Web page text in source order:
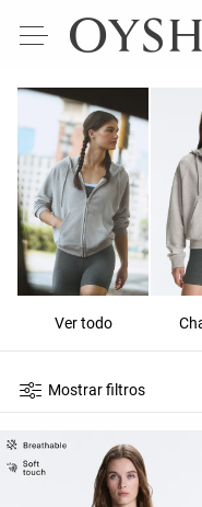
Ver todo
Mostrar filtros